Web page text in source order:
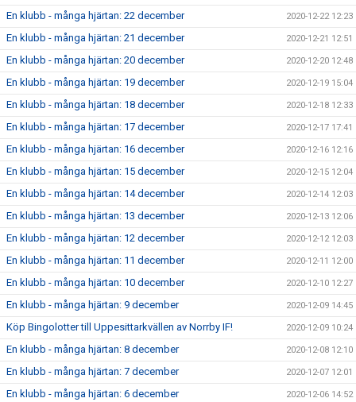
En klubb - många hjärtan: 22 december 2020-12-22 12:23
En klubb - många hjärtan: 21 december 2020-12-21 12:51
En klubb - många hjärtan: 20 december 2020-12-20 12:48
En klubb - många hjärtan: 19 december 2020-12-19 15:04
En klubb - många hjärtan: 18 december 2020-12-18 12:33
En klubb - många hjärtan: 17 december 2020-12-17 17:41
En klubb - många hjärtan: 16 december 2020-12-16 12:16
En klubb - många hjärtan: 15 december 2020-12-15 12:04
En klubb - många hjärtan: 14 december 2020-12-14 12:03
En klubb - många hjärtan: 13 december 2020-12-13 12:06
En klubb - många hjärtan: 12 december 2020-12-12 12:03
En klubb - många hjärtan: 11 december 2020-12-11 12:00
En klubb - många hjärtan: 10 december 2020-12-10 12:27
En klubb - många hjärtan: 9 december 2020-12-09 14:45
Köp Bingolotter till Uppesittarkvällen av Norrby IF! 2020-12-09 10:24
En klubb - många hjärtan: 8 december 2020-12-08 12:10
En klubb - många hjärtan: 7 december 2020-12-07 12:01
En klubb - många hjärtan: 6 december 2020-12-06 14:52